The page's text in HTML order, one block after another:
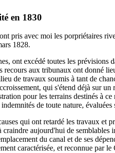
en 1830
pris avec moi les porpriétaires
1828.
ont excédé toutes les
recours aux tribunaux ont donné
de travaux soumis à tant de
qui s'étend déjà sur
pour les terrains destinés à
de toute nature,
qui ont retardé les travaux et
aujourd'hui de
du canal et de ses
caractérisée, et reconnue par